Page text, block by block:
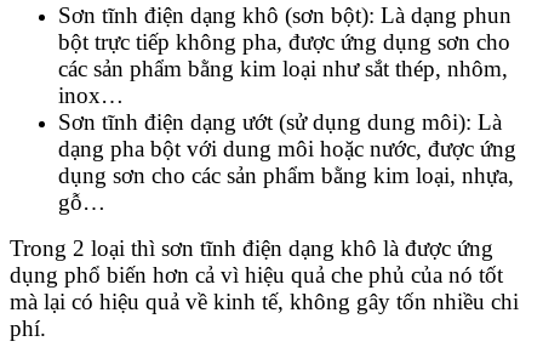
Sơn tĩnh điện dạng khô (sơn bột): Là dạng phun
bột trực tiếp không pha, được ứng dụng sơn cho
các sản phẩm bằng kim loại như sắt thép, nhôm,
inox…
Sơn tĩnh điện dạng ướt (sử dụng dung môi): Là
dạng pha bột với dung môi hoặc nước, được ứng
dụng sơn cho các sản phẩm bằng kim loại, nhựa,
gỗ…
Trong 2 loại thì sơn tĩnh điện dạng khô là được ứng
dụng phổ biến hơn cả vì hiệu quả che phủ của nó tốt
mà lại có hiệu quả về kinh tế, không gây tốn nhiều chi
phí.